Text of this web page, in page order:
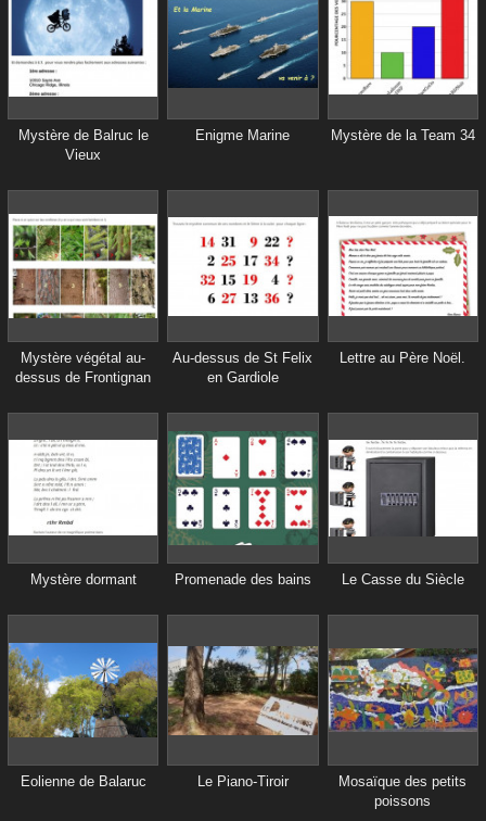
Mystère de Balruc le
Vieux
Enigme Marine Mystère de la Team 34
Mystère végétal au-
dessus de Frontignan
Au-dessus de St Felix
en Gardiole
Lettre au Père Noël.
Mystère dormant Promenade des bains Le Casse du Siècle
Eolienne de Balaruc Le Piano-Tiroir
Mosaïque des petits
poissons